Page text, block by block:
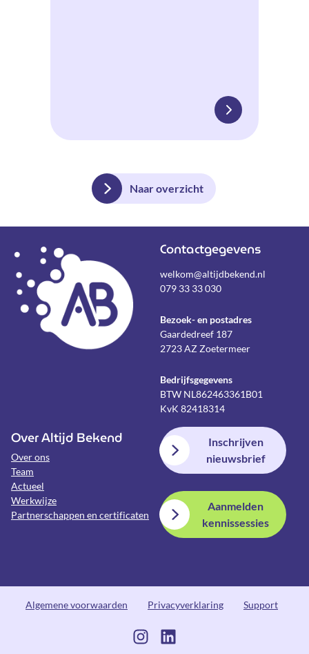
Naar overzicht
Contactgegevens
welkom@altijdbekend.nl
079 33 33 030
Bezoek- en postadres
Gaardedreef 187
2723 AZ Zoetermeer
Bedrijfsgegevens
BTW NL862463361B01
KvK 82418314
Over Altijd Bekend
Over ons
Team
Actueel
Werkwijze
Partnerschappen en certificaten
Inschrijven
nieuwsbrief
Aanmelden
kennissessies
Algemene voorwaarden Privacyverklaring Support